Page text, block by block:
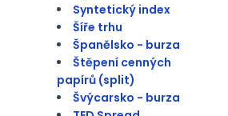
Syntetický index
Šíře trhu
Španělsko - burza
Štěpení cenných
papírů (split)
Švýcarsko - burza